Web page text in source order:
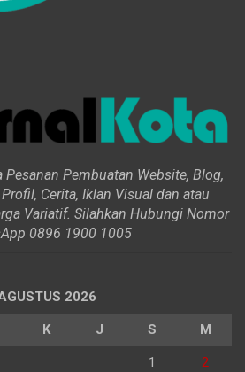
Pembuatan Website, Blog,
Cerita, Iklan Visual dan atau
Variatif. Silahkan Hubungi Nomor
0896 1900 1005
2026
K J S M
1 2